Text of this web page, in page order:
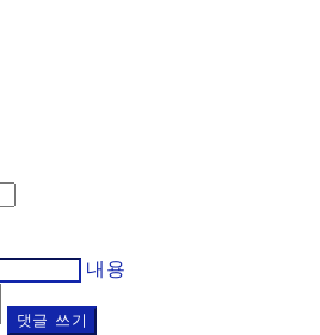
내용
댓글 쓰기